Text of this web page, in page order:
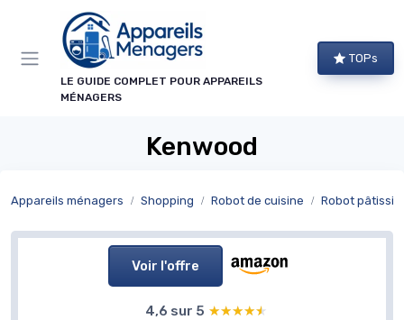
LE GUIDE COMPLET POUR APPAREILS
MÉNAGERS
TOPs
Kenwood
Appareils ménagers Shopping Robot de cuisine Robot
Voir l'offre
4,6 sur 5 ★★★★★
★★★★★
Panneau de gestion des cookies